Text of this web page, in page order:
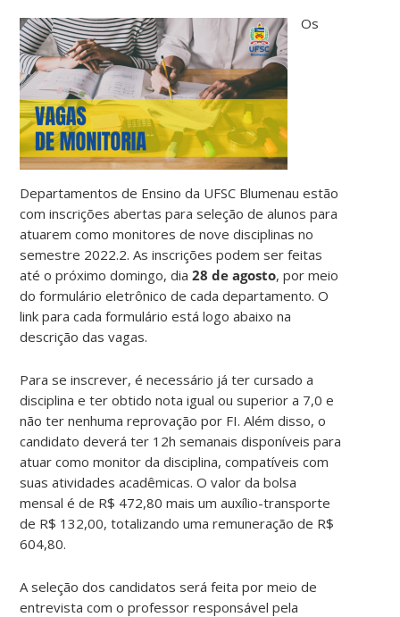
Os
Departamentos de Ensino da UFSC Blumenau estão
com inscrições abertas para seleção de alunos para
atuarem como monitores de nove disciplinas no
semestre 2022.2. As inscrições podem ser feitas
até o próximo domingo, dia 28 de agosto, por meio
do formulário eletrônico de cada departamento. O
link para cada formulário está logo abaixo na
descrição das vagas.
Para se inscrever, é necessário já ter cursado a
disciplina e ter obtido nota igual ou superior a 7,0 e
não ter nenhuma reprovação por FI. Além disso, o
candidato deverá ter 12h semanais disponíveis para
atuar como monitor da disciplina, compatíveis com
suas atividades acadêmicas. O valor da bolsa
mensal é de R$ 472,80 mais um auxílio-transporte
de R$ 132,00, totalizando uma remuneração de R$
604,80.
A seleção dos candidatos será feita por meio de
entrevista com o professor responsável pela